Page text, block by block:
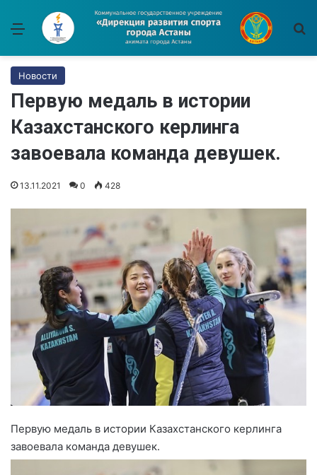
Меню
Новости
Первую медаль в истории
Казахстанского керлинга
завоевала команда девушек.
13.11.2021 0 428
Первую медаль в истории Казахстанского керлинга
завоевала команда девушек.